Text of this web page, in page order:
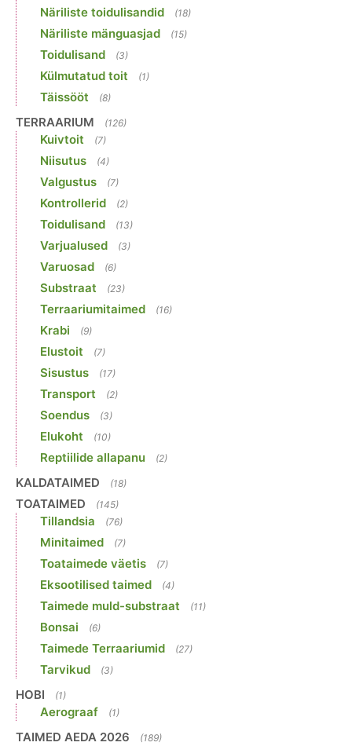
Näriliste toidulisandid (18)
Näriliste mänguasjad (15)
Toidulisand (3)
Külmutatud toit (1)
Täissööt (8)
TERRAARIUM (126)
Kuivtoit (7)
Niisutus (4)
Valgustus (7)
Kontrollerid (2)
Toidulisand (13)
Varjualused (3)
Varuosad (6)
Substraat (23)
Terraariumitaimed (16)
Krabi (9)
Elustoit (7)
Sisustus (17)
Transport (2)
Soendus (3)
Elukoht (10)
Reptiilide allapanu (2)
KALDATAIMED (18)
TOATAIMED (145)
Tillandsia (76)
Minitaimed (7)
Toataimede väetis (7)
Eksootilised taimed (4)
Taimede muld-substraat (11)
Bonsai (6)
Taimede Terraariumid (27)
Tarvikud (3)
HOBI (1)
Aerograaf (1)
TAIMED AEDA 2026 (189)